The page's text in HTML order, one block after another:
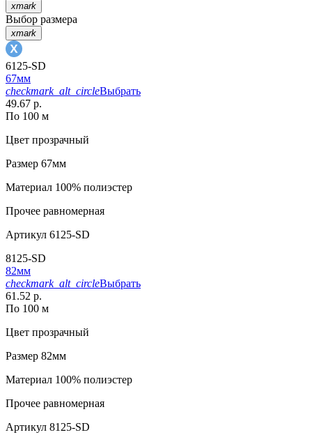
xmark
Выбор размера
xmark
6125-SD
67мм
checkmark_alt_circleВыбрать
49.67 р.
По 100 м
Цвет прозрачный
Размер 67мм
Материал 100% полиэстер
Прочее равномерная
Артикул 6125-SD
8125-SD
82мм
checkmark_alt_circleВыбрать
61.52 р.
По 100 м
Цвет прозрачный
Размер 82мм
Материал 100% полиэстер
Прочее равномерная
Артикул 8125-SD